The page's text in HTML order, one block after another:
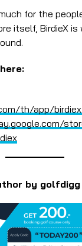
for the
itself, BirdieX is
th/app/
by golfdigg